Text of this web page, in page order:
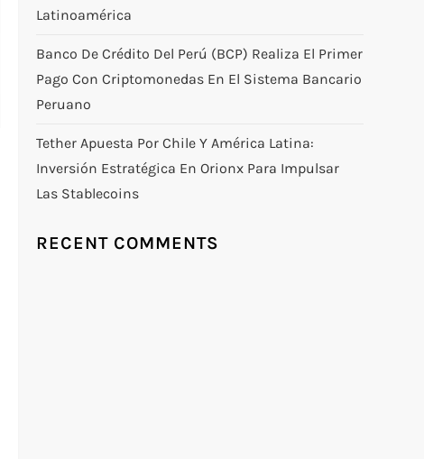
Latinoamérica
Banco De Crédito Del Perú (BCP) Realiza El Primer
Pago Con Criptomonedas En El Sistema Bancario
Peruano
Tether Apuesta Por Chile Y América Latina:
Inversión Estratégica En Orionx Para Impulsar
Las Stablecoins
RECENT COMMENTS